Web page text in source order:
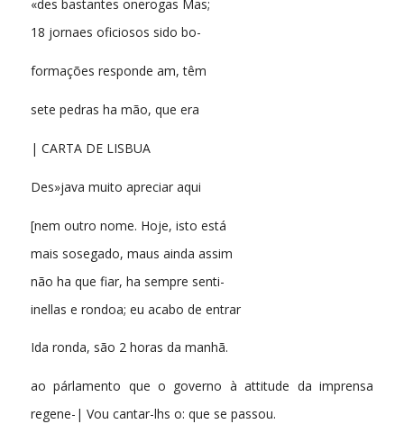
«des bastantes onerogas Mas;
18 jornaes oficiosos sido bo-
formações responde am, têm
sete pedras ha mão, que era
| CARTA DE LISBUA
Des»java muito apreciar aqui
[nem outro nome. Hoje, isto está
mais sosegado, maus ainda assim
não ha que fiar, ha sempre senti-
inellas e rondoa; eu acabo de entrar
Ida ronda, são 2 horas da manhã.
ao párlamento que o governo à attitude da imprensa
regene-| Vou cantar-lhs o: que se passou.